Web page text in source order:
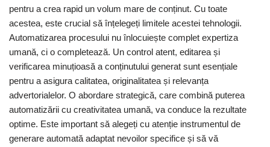
pentru a crea rapid un volum mare de conținut. Cu toate
acestea, este crucial să înțelegeți limitele acestei tehnologii.
Automatizarea procesului nu înlocuiește complet expertiza
umană, ci o completează. Un control atent, editarea și
verificarea minuțioasă a conținutului generat sunt esențiale
pentru a asigura calitatea, originalitatea și relevanța
advertorialelor. O abordare strategică, care combină puterea
automatizării cu creativitatea umană, va conduce la rezultate
optime. Este important să alegeți cu atenție instrumentul de
generare automată adaptat nevoilor specifice și să vă